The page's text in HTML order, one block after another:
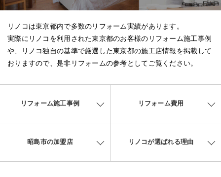
リノコは東京都内で多数のリフォーム実績があります。
実際にリノコを利用された東京都のお客様のリフォーム施工事例
や、リノコ独自の基準で厳選した東京都の施工店情報を掲載して
おりますので、是非リフォームの参考としてご覧ください。
リフォーム施工事例 リフォーム費用
昭島市の加盟店 リノコが選ばれる理由